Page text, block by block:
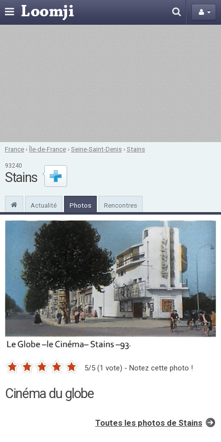
France ›Île-de-France ›Seine-Saint-Denis ›Stains
93240
Stains
Actualité Photos Rencontres
5/5 (1 vote) - Notez cette photo !
Cinéma du globe
Toutes les photos de Stains